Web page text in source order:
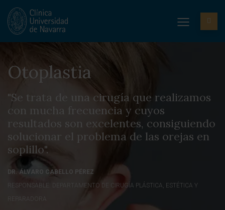
Otoplastia
"Se trata de una cirugía que realizamos
con mucha frecuencia y cuyos
resultados son excelentes, consiguiendo
solucionar el problema de las orejas en
soplillo".
DR. ÁLVARO CABELLO PÉREZ
RESPONSABLE. DEPARTAMENTO DE CIRUGÍA PLÁSTICA, ESTÉTICA Y
REPARADORA